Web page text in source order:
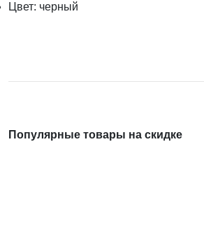
Цвет: черный
Популярные товары на скидке